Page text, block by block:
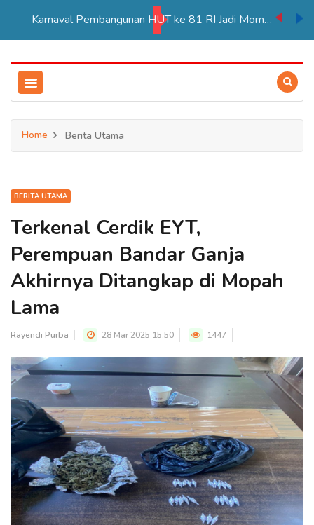
Karnaval Pembangunan HUT ke 81 RI Jadi Momentum Perkuat Persatuan di Merauke
Home Berita Utama
BERITA UTAMA
Terkenal Cerdik EYT,
Perempuan Bandar Ganja
Akhirnya Ditangkap di Mopah
Lama
Rayendi Purba 28 Mar 2025 15:50 1447